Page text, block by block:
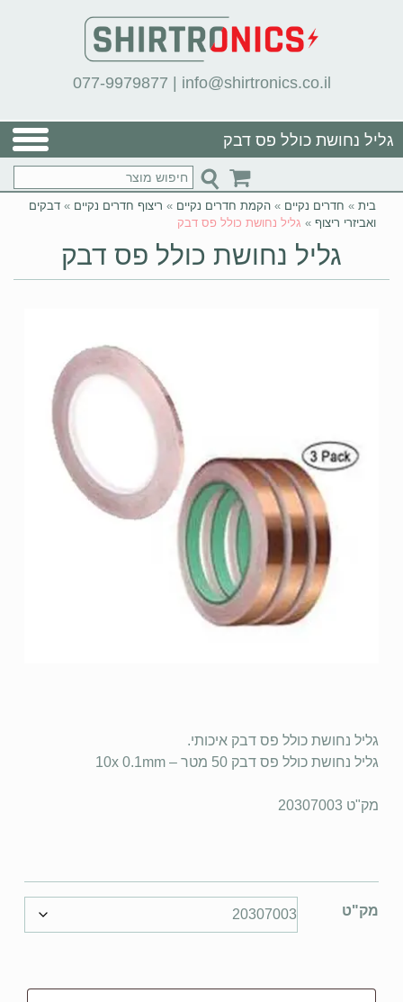
077-9979877 | info@shirtronics.co.il
גליל נחושת כולל פס דבק
בית » חדרים נקיים » הקמת חדרים נקיים » ריצוף חדרים נקיים » דבקים
ואביזרי ריצוף » גליל נחושת כולל פס דבק
גליל נחושת כולל פס דבק
גליל נחושת כולל פס דבק איכותי.
גליל נחושת כולל פס דבק 50 מטר – 10x 0.1mm
מק"ט 20307003
מק"ט